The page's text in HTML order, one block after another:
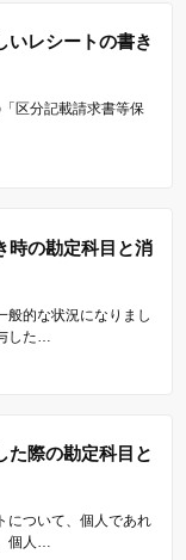
いレシートの書き
区分記載請求書等保
時の勘定科目と消
般的な状況になりまし
した…
た際の勘定科目と
について、個人であれ
個人…